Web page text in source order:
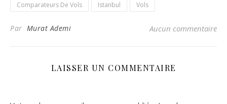
Comparateurs De Vols Istanbul Vols
Par Murat Ademi Aucun commentaire
LAISSER UN COMMENTAIRE